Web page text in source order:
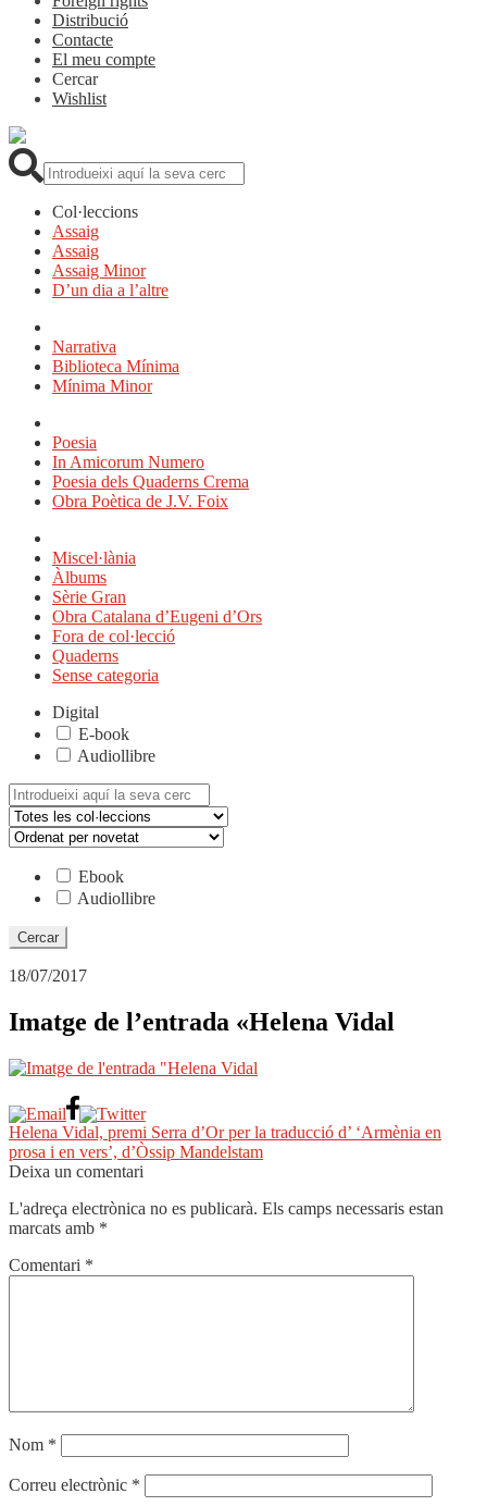
Distribució
Contacte
El meu compte
Cercar
Wishlist
Col·leccions
Assaig
Assaig
Assaig Minor
D’un dia a l’altre
Narrativa
Biblioteca Mínima
Mínima Minor
Poesia
In Amicorum Numero
Poesia dels Quaderns Crema
Obra Poètica de J.V. Foix
Miscel·lània
Àlbums
Sèrie Gran
Obra Catalana d’Eugeni d’Ors
Fora de col·lecció
Quaderns
Sense categoria
Digital
E-book
Audiollibre
Cerca:
Ebook
Audiollibre
18/07/2017
Imatge de l’entrada «Helena Vidal
Navegació
d'entrades
Entrada
anterior:
Helena Vidal, premi Serra d’Or per la traducció d’ ‘Armènia en
prosa i en vers’, d’Òssip Mandelstam
Deixa un comentari
L'adreça electrònica no es publicarà. Els camps necessaris estan
marcats amb *
Comentari *
Nom *
Correu electrònic *